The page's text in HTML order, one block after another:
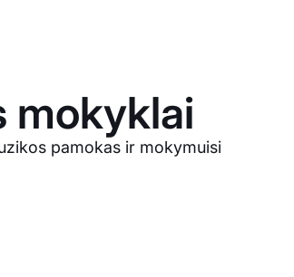
mokyklai
pamokas ir mokymuisi